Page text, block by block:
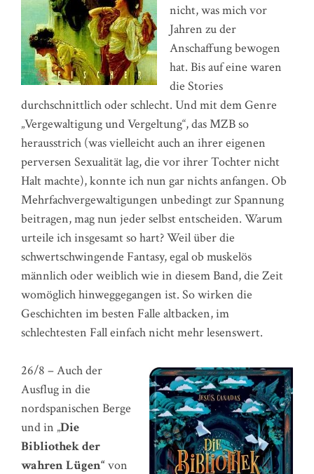
nicht, was mich vor
Jahren zu der
Anschaffung bewogen
hat. Bis auf eine waren
die Stories
durchschnittlich oder schlecht. Und mit dem Genre
„Vergewaltigung und Vergeltung“, das MZB so
herausstrich (was vielleicht auch an ihrer eigenen
perversen Sexualität lag, die vor ihrer Tochter nicht
Halt machte), konnte ich nun gar nichts anfangen. Ob
Mehrfachvergewaltigungen unbedingt zur Spannung
beitragen, mag nun jeder selbst entscheiden. Warum
urteile ich insgesamt so hart? Weil über die
schwertschwingende Fantasy, egal ob muskelös
männlich oder weiblich wie in diesem Band, die Zeit
womöglich hinweggegangen ist. So wirken die
Geschichten im besten Falle altbacken, im
schlechtesten Fall einfach nicht mehr lesenswert.
26/8 – Auch der
Ausflug in die
nordspanischen Berge
und in „Die
Bibliothek der
wahren Lügen“ von